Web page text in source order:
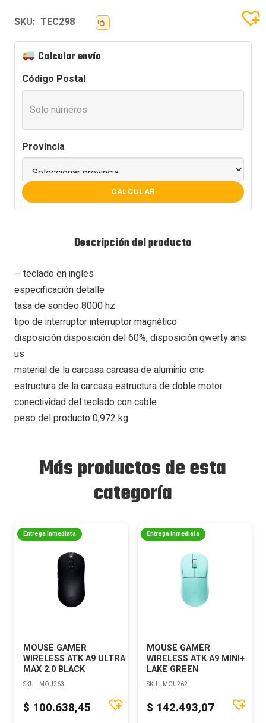
AG60
PRO
RED
WHITE
AETHER
cantidad
SKU: TEC298
Calcular envío
Código Postal
Provincia
CALCULAR
Descripción del producto
– teclado en ingles
especificación detalle
tasa de sondeo 8000 hz
tipo de interruptor interruptor magnético
disposición disposición del 60%, disposición qwerty ansi
us
material de la carcasa carcasa de aluminio cnc
estructura de la carcasa estructura de doble motor
conectividad del teclado con cable
peso del producto 0,972 kg
Más productos de esta
categoría
Entrega Inmediata
MOUSE GAMER
WIRELESS ATK A9 ULTRA
MAX 2.0 BLACK
SKU: MOU263
$ 100.638,45
Entrega Inmediata
MOUSE GAMER
WIRELESS ATK A9 MINI+
LAKE GREEN
SKU: MOU262
$ 142.493,07